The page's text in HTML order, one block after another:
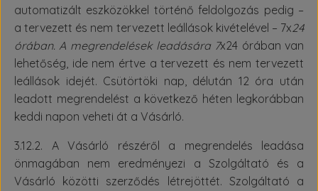
automatizált eszközökkel történő feldolgozás pedig –
a tervezett és nem tervezett leállások kivételével – 7x24
órában. A megrendelések leadására 7x24 órában van
lehetőség, ide nem értve a tervezett és nem tervezett
leállások idejét. Csütörtöki nap, délután 12 óra után
leadott megrendelést a következő héten legkorábban
keddi napon veheti át a Vásárló.
3.12.2. A Vásárló részéről a megrendelés leadása
önmagában nem eredményezi a Szolgáltató és a
Vásárló közötti szerződés létrejöttét. Szolgáltató a